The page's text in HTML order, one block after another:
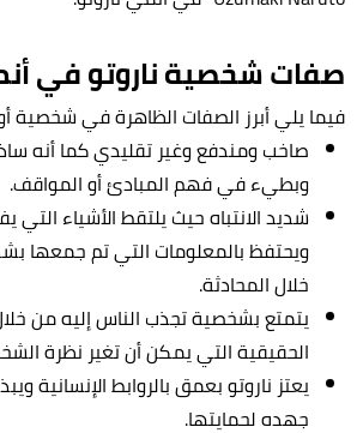
صفات شخصية ناروتو في
فيما يلي أبرز الصفات الظاهرة في شخصية
صاخب ومندفع وغير تقليدي كما أنه
وبطيء في فهم المبادئ أو المواقف.
شديد الانتباه حيث يلتقط الأشياء التي
ويحتفظ بالمعلومات التي تم
خلال المحادثة.
يتمتع بشخصية تجذب الناس إليه من
الحقيقية التي يمكن أن تغير نظرة
يعتز ناروتو بعمق بالروابط الإنسانية
جهده لحمايتها.